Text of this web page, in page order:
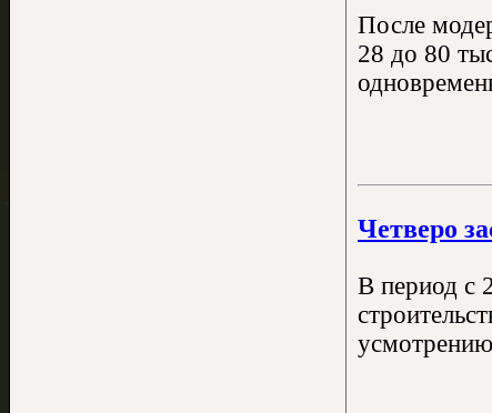
После
28 до 80
Четверо
В период с